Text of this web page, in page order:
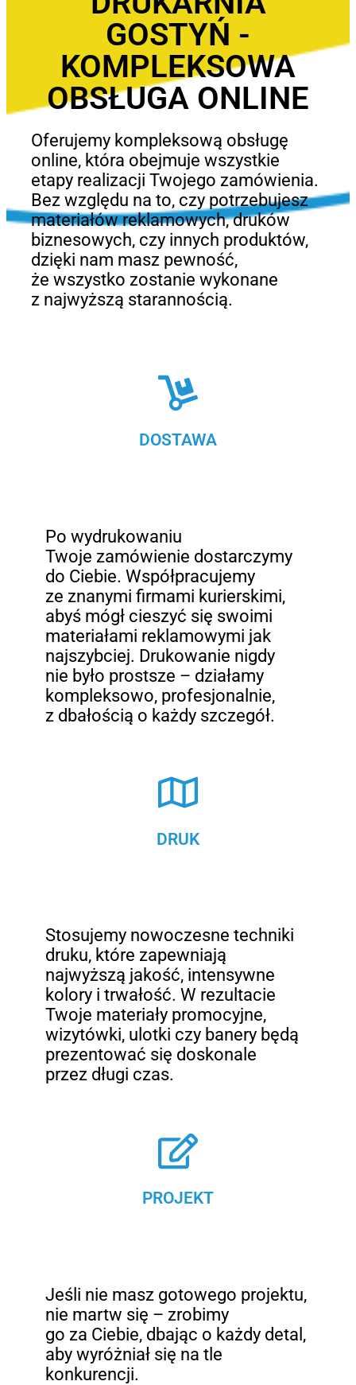
GOSTYŃ -
KOMPLEKSOWA
OBSŁUGA ONLINE
Oferujemy kompleksową obsługę
online, która obejmuje wszystkie
etapy realizacji Twojego zamówienia.
Bez względu na to, czy potrzebujesz
materiałów reklamowych, druków
biznesowych, czy innych produktów,
dzięki nam masz pewność,
że wszystko zostanie wykonane
z najwyższą starannością.
PROJEKT
Jeśli nie masz gotowego projektu,
nie martw się – zrobimy
go za Ciebie, dbając o każdy detal,
aby wyróżniał się na tle
konkurencji.
DRUK
Stosujemy nowoczesne techniki
druku, które zapewniają
najwyższą jakość, intensywne
kolory i trwałość. W rezultacie
Twoje materiały promocyjne,
wizytówki, ulotki czy banery będą
prezentować się doskonale
przez długi czas.
DOSTAWA
Po wydrukowaniu
Twoje zamówienie dostarczymy
do Ciebie. Współpracujemy
ze znanymi firmami kurierskimi,
abyś mógł cieszyć się swoimi
materiałami reklamowymi jak
najszybciej. Drukowanie nigdy
nie było prostsze – działamy
kompleksowo, profesjonalnie,
z dbałością o każdy szczegół.